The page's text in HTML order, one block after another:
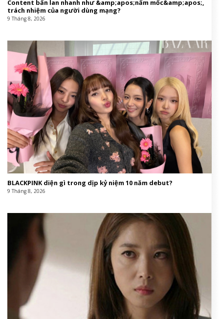
Content bẩn lan nhanh như &amp;apos;nấm mốc&amp;apos;,
trách nhiệm của người dùng mạng?
9 Tháng 8, 2026
BLACKPINK diện gì trong dịp kỷ niệm 10 năm debut?
9 Tháng 8, 2026